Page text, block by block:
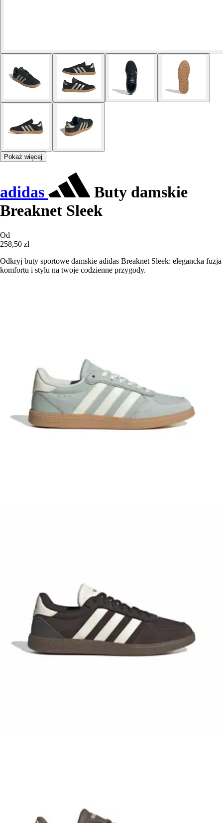
Pokaż więcej
adidas
Buty damskie
Breaknet Sleek
Od
258,50 zł
Odkryj buty sportowe damskie adidas Breaknet Sleek: elegancka fuzja
komfortu i stylu na twoje codzienne przygody.